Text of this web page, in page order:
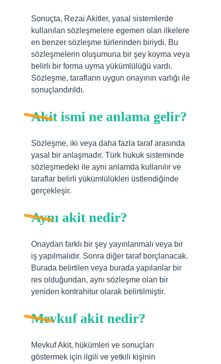
Sonuçta, Rezai Akitler, yasal sistemlerde
kullanılan sözleşmelere egemen olan ilkelere
en benzer sözleşme türlerinden biriydi. Bu
sözleşmelerin oluşumuna bir şey koyma veya
belirli bir forma uyma yükümlülüğü vardı.
Sözleşme, tarafların uygun onayının varlığı ile
sonuçlandırıldı.
Akit ismi ne anlama gelir?
Sözleşme, iki veya daha fazla taraf arasında
yasal bir anlaşmadır. Türk hukuk sisteminde
sözleşmedeki ile aynı anlamda kullanılır ve
taraflar belirli yükümlülükleri üstlendiğinde
gerçekleşir.
Aynı akit nedir?
Onaydan farklı bir şey yayınlanmalı veya bir
iş yapılmalıdır. Sonra diğer taraf borçlanacak.
Burada belirtilen veya burada yapılanlar bir
res olduğundan, aynı sözleşme olan bir
yeniden kontrahitur olarak belirtilmiştir.
Mevkuf akit nedir?
Mevkuf Akit, hükümleri ve sonuçları
göstermek için ilgili ve yetkili kişinin